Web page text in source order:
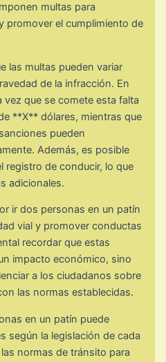
multas para
promover el cumplimiento de
las multas pueden variar
de la infracción. En
vez que se comete esta falta
**X** dólares, mientras que
pueden
Además, es posible
registro de conducir, lo que
adicionales.
ir dos personas en un patín
vial y promover conductas
recordar que estas
impacto económico, sino
a los ciudadanos sobre
las normas establecidas.
en un patín puede
según la legislación de cada
normas de tránsito para